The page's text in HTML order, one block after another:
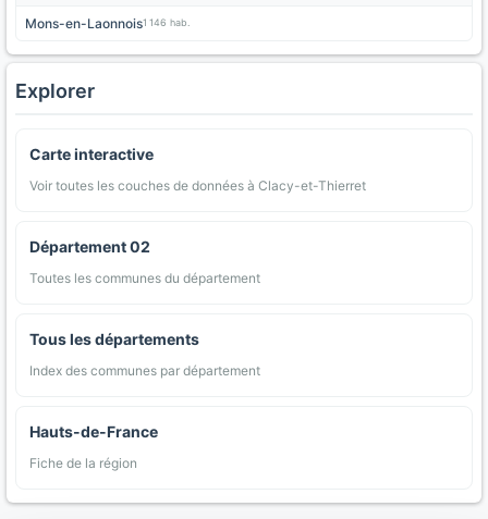
Mons-en-Laonnois1 146 hab.
Explorer
Carte interactive
Voir toutes les couches de données à Clacy-et-Thierret
Département 02
Toutes les communes du département
Tous les départements
Index des communes par département
Hauts-de-France
Fiche de la région